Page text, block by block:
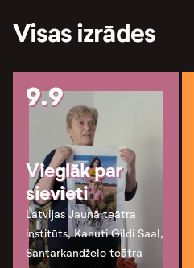
Visas izrādes
9.9
Vieglāk par
sievieti
Latvijas Jaunā teātra
institūts, Kanuti Gildi Saal,
Santarkandželo teātra